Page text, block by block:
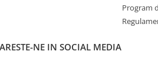
Program
NE IN SOCIAL MEDIA